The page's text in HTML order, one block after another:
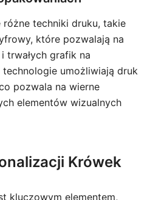
techniki druku, takie
które pozwalają na
trwałych grafik na
umożliwiają druk
pozwala na wierne
elementów wizualnych
Krówek
kluczowym elementem,